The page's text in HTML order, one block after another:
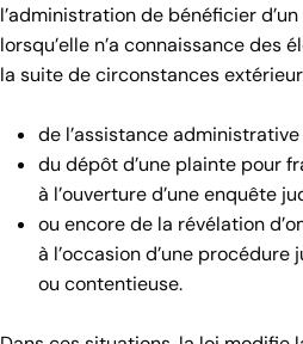
l’administration de bénéficier
lorsqu’elle n’a connaissance des
la suite de circonstances
de l’assistance
du dépôt d’une plainte pour
à l’ouverture d’une enquête
ou encore de la révélation
à l’occasion d’une
ou contentieuse.